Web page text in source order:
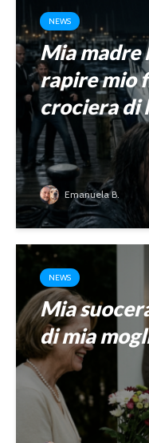
NEWS
Mia madre
rapire mio
crociera di
Emanuela B.
NEWS
Mia
di mia